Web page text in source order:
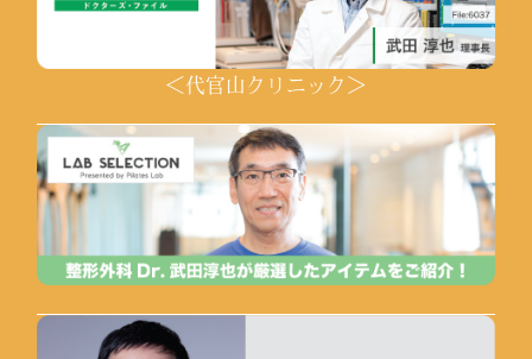
＜代官山クリニック＞